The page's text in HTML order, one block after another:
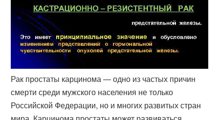
Рак простаты карцинома — одно из частых причин
смерти среди мужского населения не только
Российской Федерации, но и многих развитых стран